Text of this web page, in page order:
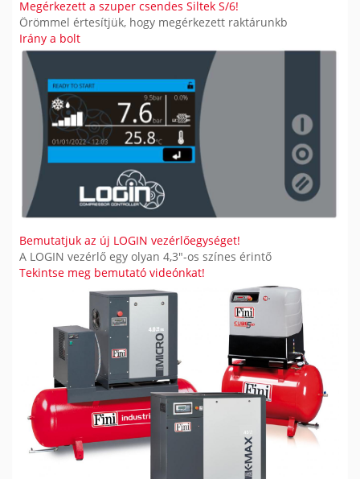
Megérkezett a szuper csendes Siltek S/6!
Örömmel értesítjük, hogy megérkezett raktárunkb
Irány a bolt
Bemutatjuk az új LOGIN vezérlőegységet!
A LOGIN vezérlő egy olyan 4,3"-os színes érintő
Tekintse meg bemutató videónkat!